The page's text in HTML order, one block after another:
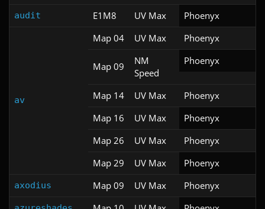
audit E1M8 UV Max Phoenyx
av
Map 04 UV Max Phoenyx
Map 09
NM
Speed
Phoenyx
Map 14 UV Max Phoenyx
Map 16
UV Max Phoenyx
Map 26
UV Max Phoenyx
Map 29
UV Max Phoenyx
axodius Map 09 UV Max Phoenyx